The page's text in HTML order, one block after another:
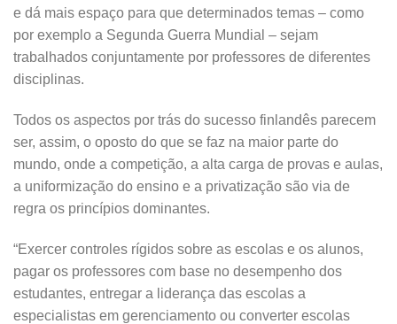
e dá mais espaço para que determinados temas – como
por exemplo a Segunda Guerra Mundial – sejam
trabalhados conjuntamente por professores de diferentes
disciplinas.
Todos os aspectos por trás do sucesso finlandês parecem
ser, assim, o oposto do que se faz na maior parte do
mundo, onde a competição, a alta carga de provas e aulas,
a uniformização do ensino e a privatização são via de
regra os princípios dominantes.
“Exercer controles rígidos sobre as escolas e os alunos,
pagar os professores com base no desempenho dos
estudantes, entregar a liderança das escolas a
especialistas em gerenciamento ou converter escolas